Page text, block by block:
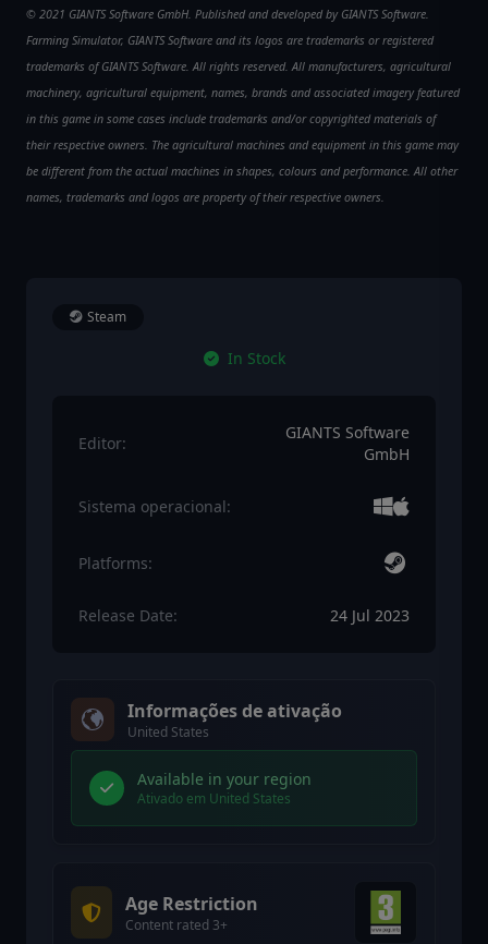
© 2021 GIANTS Software GmbH. Published and developed by GIANTS Software.
Farming Simulator, GIANTS Software and its logos are trademarks or registered
trademarks of GIANTS Software. All rights reserved. All manufacturers, agricultural
machinery, agricultural equipment, names, brands and associated imagery featured
in this game in some cases include trademarks and/or copyrighted materials of
their respective owners. The agricultural machines and equipment in this game may
be different from the actual machines in shapes, colours and performance. All other
names, trademarks and logos are property of their respective owners.
Steam
In Stock
Editor:
GIANTS Software
GmbH
Sistema operacional:
Platforms:
Release Date: 24 Jul 2023
Informações de ativação
United States
Available in your region
Ativado em United States
Age Restriction
Content rated 3+